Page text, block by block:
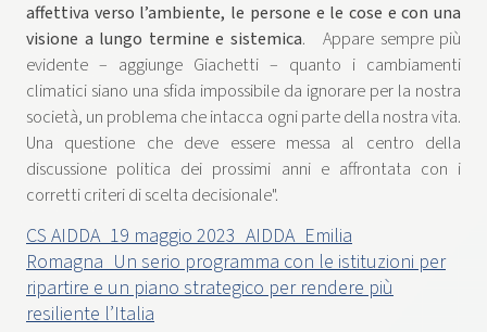
affettiva verso l’ambiente, le persone e le cose e con una
visione a lungo termine e sistemica. Appare sempre più
evidente – aggiunge Giachetti – quanto i cambiamenti
climatici siano una sfida impossibile da ignorare per la nostra
società, un problema che intacca ogni parte della nostra vita.
Una questione che deve essere messa al centro della
discussione politica dei prossimi anni e affrontata con i
corretti criteri di scelta decisionale".
CS AIDDA_19 maggio 2023_AIDDA_Emilia
Romagna_Un serio programma con le istituzioni per
ripartire e un piano strategico per rendere più
resiliente l’Italia